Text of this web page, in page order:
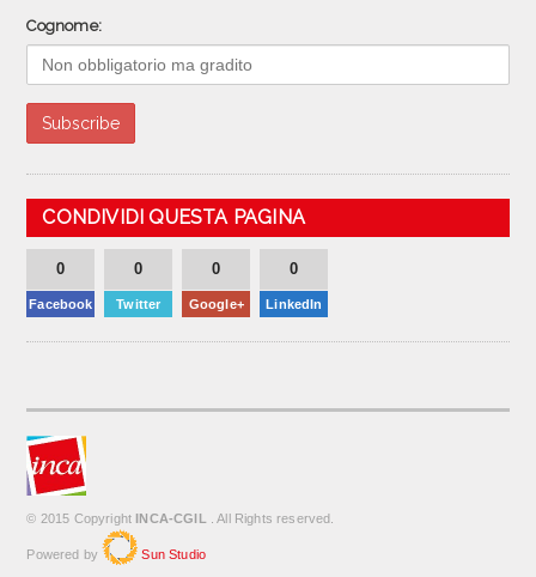
Cognome:
CONDIVIDI QUESTA PAGINA
0
Facebook
0
Twitter
0
Google+
0
LinkedIn
© 2015 Copyright INCA-CGIL . All Rights reserved.
Powered by Sun Studio